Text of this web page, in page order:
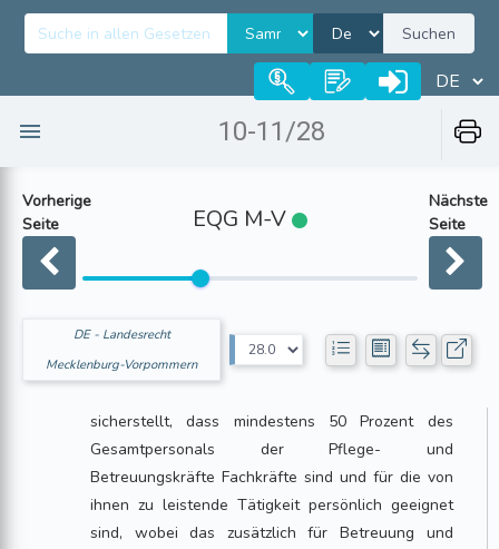
Suchen
10-11/28
Vorherige
Seite
EQG M-V
Nächste
Seite
DE - Landesrecht
Mecklenburg-Vorpommern
sicherstellt, dass mindestens 50 Prozent des
Gesamtpersonals der Pflege- und
Betreuungskräfte Fachkräfte sind und für die von
ihnen zu leistende Tätigkeit persönlich geeignet
sind, wobei das zusätzlich für Betreuung und